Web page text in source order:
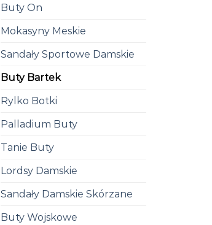
Buty On
Mokasyny Meskie
Sandały Sportowe Damskie
Buty Bartek
Rylko Botki
Palladium Buty
Tanie Buty
Lordsy Damskie
Sandały Damskie Skórzane
Buty Wojskowe